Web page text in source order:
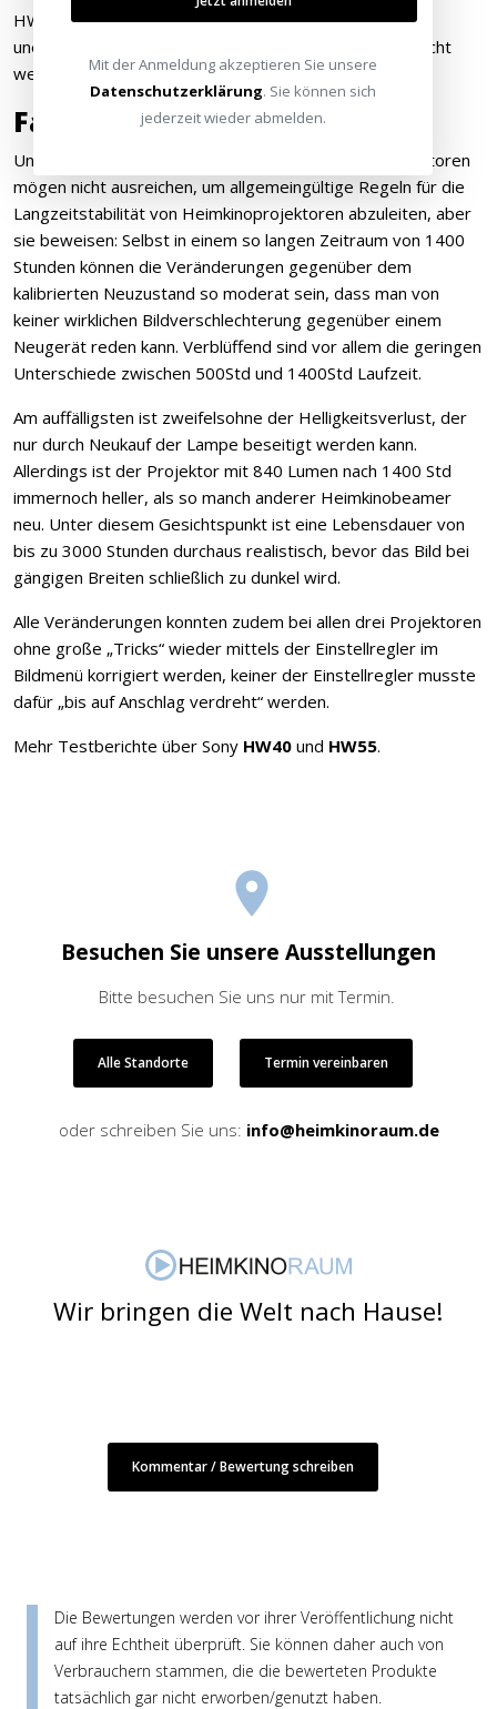
HW40 musste allerdings der (vom Hersteller
unerwünschten) Umweg über das Service-Menü gemacht
werden.
Fazit
Unsere obigen „Stichpropen“ mit drei Sony HW-Projektoren
mögen nicht ausreichen, um allgemeingültige Regeln für die
Langzeitstabilität von Heimkinoprojektoren abzuleiten, aber
sie beweisen: Selbst in einem so langen Zeitraum von 1400
Stunden können die Veränderungen gegenüber dem
kalibrierten Neuzustand so moderat sein, dass man von
keiner wirklichen Bildverschlechterung gegenüber einem
Neugerät reden kann. Verblüffend sind vor allem die geringen
Unterschiede zwischen 500Std und 1400Std Laufzeit.
Am auffälligsten ist zweifelsohne der Helligkeitsverlust, der
nur durch Neukauf der Lampe beseitigt werden kann.
Allerdings ist der Projektor mit 840 Lumen nach 1400 Std
immernoch heller, als so manch anderer Heimkinobeamer
neu. Unter diesem Gesichtspunkt ist eine Lebensdauer von
bis zu 3000 Stunden durchaus realistisch, bevor das Bild bei
gängigen Breiten schließlich zu dunkel wird.
Alle Veränderungen konnten zudem bei allen drei Projektoren
ohne große „Tricks“ wieder mittels der Einstellregler im
Bildmenü korrigiert werden, keiner der Einstellregler musste
dafür „bis auf Anschlag verdreht“ werden.
Mehr Testberichte über Sony HW40 und HW55.
Besuchen Sie unsere Ausstellungen
Bitte besuchen Sie uns nur mit Termin.
Alle Standorte Termin vereinbaren
oder schreiben Sie uns: info@heimkinoraum.de
Wir bringen die Welt nach Hause!
Kommentar / Bewertung schreiben
Die Bewertungen werden vor ihrer Veröffentlichung nicht
auf ihre Echtheit überprüft. Sie können daher auch von
Verbrauchern stammen, die die bewerteten Produkte
tatsächlich gar nicht erworben/genutzt haben.
Mit der Anmeldung akzeptieren Sie unsere
Datenschutzerklärung. Sie können sich
jederzeit wieder abmelden.